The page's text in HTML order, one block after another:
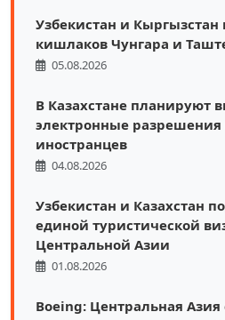
Узбекистан и
кишлаков Чунгара и
05.08.2026
В Казахстане планируют
электронные разрешения
иностранцев
04.08.2026
Узбекистан и Казахстан
единой туристической
Центральной Азии
01.08.2026
Boeing: Центральная